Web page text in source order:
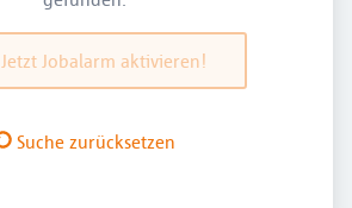
Jetzt Jobalarm aktivieren!
Suche zurücksetzen